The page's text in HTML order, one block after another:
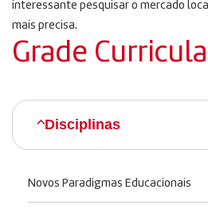
interessante pesquisar o mercado
mais precisa.
Grade
Disciplinas
Novos Paradigmas Educacionais